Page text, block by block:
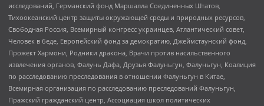
исследований, Германский фонд Маршалла Соединенных Штатов,
Тихоокеанский центр защиты окружающей среды и природных ресурсов,
Свободная Россия, Всемирный конгресс украинцев, Атлантический совет,
Человек в беде, Европейский фонд за демократию, Джеймстаунский фонд,
Прожект Хармони, Родники дракона, Врачи против насильственного
извлечения органов, Фалунь Дафа, Друзья Фалуньгун, Фалуньгун, Коалиция
по расследованию преследования в отношении Фалуньгун в Китае,
Всемирная организация по расследованию преследований Фалуньгун,
Пражский гражданский центр, Ассоциация школ политических